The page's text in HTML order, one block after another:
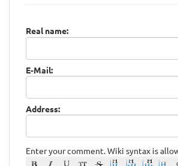
Real name:
E-Mail:
Address:
Enter your comment. Wiki syntax is